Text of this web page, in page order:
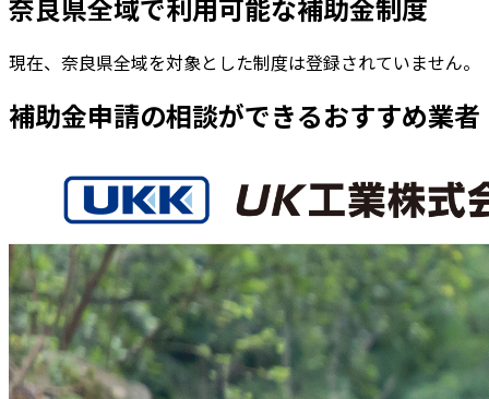
奈良県全域で利用可能な補助金制度
現在、奈良県全域を対象とした制度は登録されていません。
補助金申請の相談ができるおすすめ業者